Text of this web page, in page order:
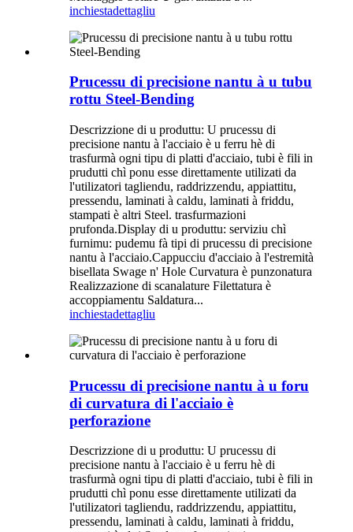
inchiestadettagliu
Prucessu di precisione nantu à u tubu
rottu Steel-Bending
Descrizzione di u produttu: U prucessu di
precisione nantu à l'acciaio è u ferru hè di
trasfurmà ogni tipu di platti d'acciaio, tubi è fili in
prudutti chì ponu esse direttamente utilizati da
l'utilizatori tagliendu, raddrizzendu, appiattitu,
pressendu, laminati à caldu, laminati à friddu,
stampati è altri Steel. trasfurmazioni
prufonda.Display di u produttu: serviziu chì
furnimu: pudemu fà tipi di prucessu di precisione
nantu à l'acciaio.Cappucciu d'acciaio à l'estremità
bisellata Swage n' Hole Curvatura è punzonatura
Realizzazione di scanalature Filettatura è
accoppiamentu Saldatura...
inchiestadettagliu
Prucessu di precisione nantu à u foru
di curvatura di l'acciaio è
perforazione
Descrizzione di u produttu: U prucessu di
precisione nantu à l'acciaio è u ferru hè di
trasfurmà ogni tipu di platti d'acciaio, tubi è fili in
prudutti chì ponu esse direttamente utilizati da
l'utilizatori tagliendu, raddrizzendu, appiattitu,
pressendu, laminati à caldu, laminati à friddu,